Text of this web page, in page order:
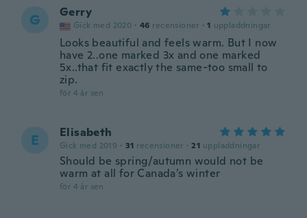
G Gerry
Gick med 2020 · 46 recensioner · 1 uppladdningar
Looks beautiful and feels warm. But I now
have 2..one marked 3x and one marked
5x..that fit exactly the same-too small to
zip.
för 4 år sen
E Elisabeth
Gick med 2019 · 31 recensioner · 21 uppladdningar
Should be spring/autumn would not be
warm at all for Canada’s winter
för 4 år sen